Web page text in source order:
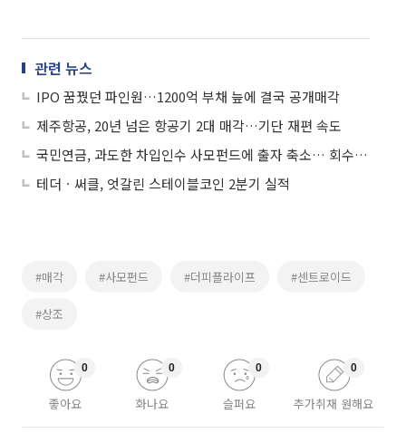
관련 뉴스
IPO 꿈꿨던 파인원…1200억 부채 늪에 결국 공개매각
제주항공, 20년 넘은 항공기 2대 매각…기단 재편 속도
국민연금, 과도한 차입인수 사모펀드에 출자 축소… 회수전략도 고려
테더ㆍ써클, 엇갈린 스테이블코인 2분기 실적
#매각 #사모펀드 #더피플라이프 #센트로이드
#상조
좋아요
0
화나요
0
슬퍼요
0
추가취재 원해요
0